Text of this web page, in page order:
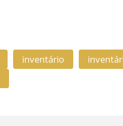
inventário